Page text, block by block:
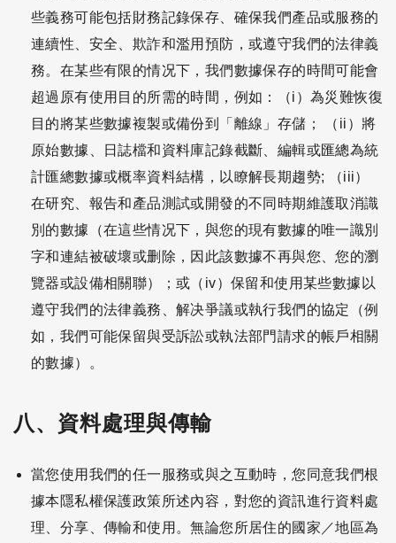
些義務可能包括財務記錄保存、確保我們產品或服務的
連續性、安全、欺詐和濫用預防，或遵守我們的法律義
務。在某些有限的情况下，我們數據保存的時間可能會
超過原有使用目的所需的時間，例如：（i）為災難恢復
目的將某些數據複製或備份到「離線」存儲； （ii）將
原始數據、日誌檔和資料庫記錄截斷、編輯或匯總為統
計匯總數據或概率資料結構，以瞭解長期趨勢; （iii）
在研究、報告和產品測試或開發的不同時期維護取消識
別的數據（在這些情况下，與您的現有數據的唯一識別
字和連結被破壞或删除，因此該數據不再與您、您的瀏
覽器或設備相關聯）；或（iv）保留和使用某些數據以
遵守我們的法律義務、解决爭議或執行我們的協定（例
如，我們可能保留與受訴訟或執法部門請求的帳戶相關
的數據）。
八、資料處理與傳輸
當您使用我們的任一服務或與之互動時，您同意我們根
據本隱私權保護政策所述內容，對您的資訊進行資料處
理、分享、傳輸和使用。無論您所居住的國家／地區為